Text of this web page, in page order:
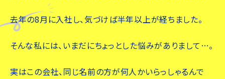
去年の8月に入社し、気づけば半年以上が経ちました。
そんな私には、いまだにちょっとした悩みがありまして…。
実はこの会社、同じ名前の方が何人かいらっしゃるんで